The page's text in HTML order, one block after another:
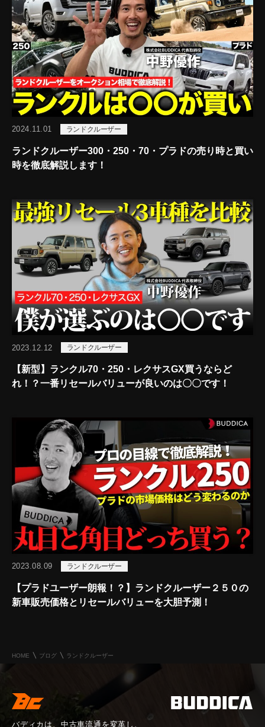
2024.11.01 ランドクルーザー
ランドクルーザー300・250・70・プラドの売り時と買い
時を徹底解説します！
2023.12.12 ランドクルーザー
【新型】ランクル70・250・レクサスGX買うならど
れ！？一番リセールバリューが良いのは〇〇です！
2023.08.09 ランドクルーザー
【プラドユーザー朗報！？】ランドクルーザー２５０の
新車販売価格とリセールバリューを大胆予測！
HOME ブログ ランドクルーザー
バディカは、中古車流通を変革し、